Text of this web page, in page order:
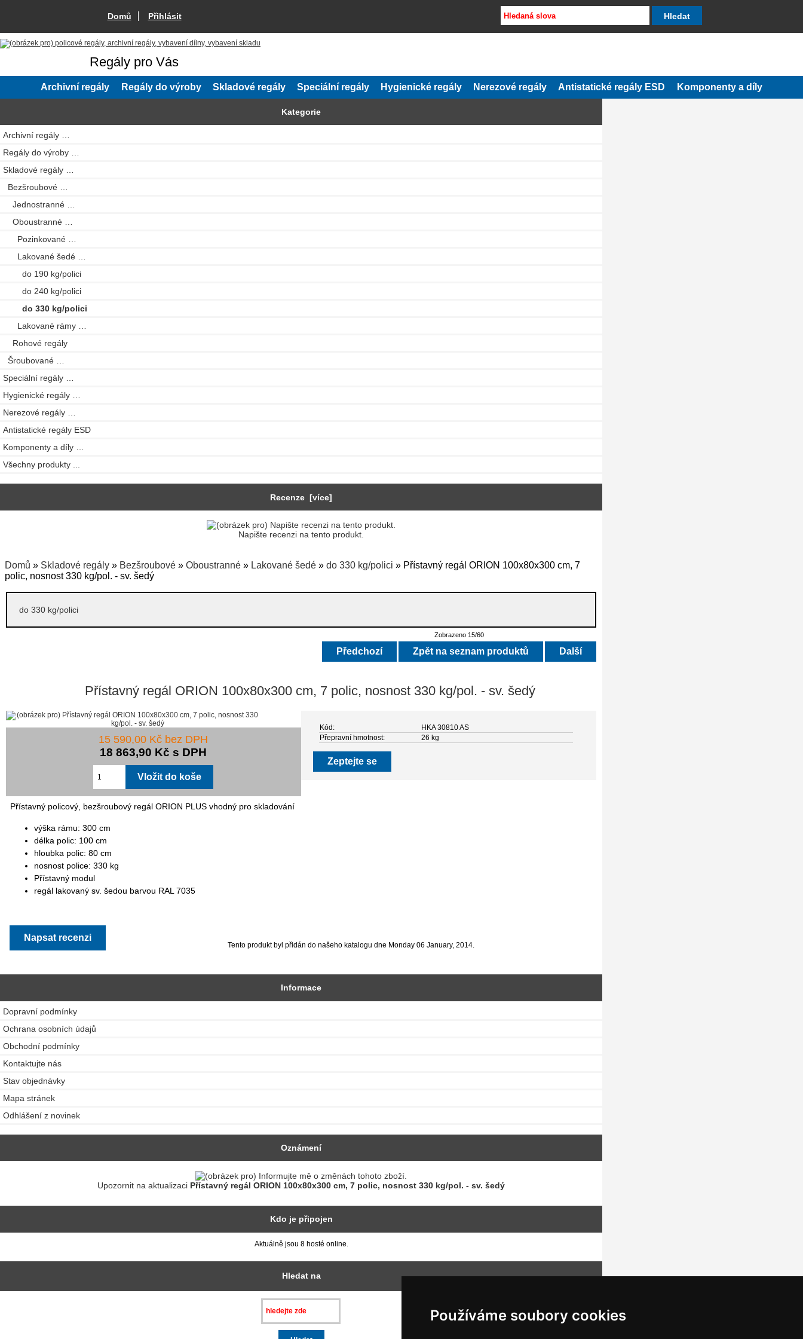
Používáme soubory cookies
Domů Přihlásit
Regály pro Vás
Archivní regály Regály do výroby Skladové regály Speciální regály Hygienické regály Nerezové regály Antistatické regály ESD Komponenty a díly
Kategorie
Archivní regály …
Regály do výroby …
Skladové regály …
Bezšroubové …
Jednostranné …
Oboustranné …
Pozinkované …
Lakované šedé …
do 190 kg/polici
do 240 kg/polici
do 330 kg/polici
Lakované rámy …
Rohové regály
Šroubované …
Speciální regály …
Hygienické regály …
Nerezové regály …
Antistatické regály ESD
Komponenty a díly …
Všechny produkty ...
Recenze [více]
Napište recenzi na tento produkt.
Domů » Skladové regály » Bezšroubové » Oboustranné » Lakované šedé » do 330 kg/polici » Přístavný regál ORION 100x80x300 cm, 7
polic, nosnost 330 kg/pol. - sv. šedý
do 330 kg/polici
Zobrazeno 15/60
Předchozí Zpět na seznam produktů Další
Přístavný regál ORION 100x80x300 cm, 7 polic, nosnost 330 kg/pol. - sv. šedý
Kód:
HKA 30810 AS
Přepravní hmotnost:
26 kg
Zeptejte se
15 590,00 Kč bez DPH
18 863,90 Kč s DPH
Přístavný policový, bezšroubový regál ORION PLUS vhodný pro skladování
výška rámu: 300 cm
délka polic: 100 cm
hloubka polic: 80 cm
nosnost police: 330 kg
Přístavný modul
regál lakovaný sv. šedou barvou RAL 7035
Napsat recenzi
Tento produkt byl přidán do našeho katalogu dne Monday 06 January, 2014.
Informace
Dopravní podmínky
Ochrana osobních údajů
Obchodní podmínky
Kontaktujte nás
Stav objednávky
Mapa stránek
Odhlášení z novinek
Oznámení
Upozornit na aktualizaci Přístavný regál ORION 100x80x300 cm, 7 polic, nosnost 330 kg/pol. - sv. šedý
Kdo je připojen
Aktuálně jsou 8 hosté online.
Hledat na